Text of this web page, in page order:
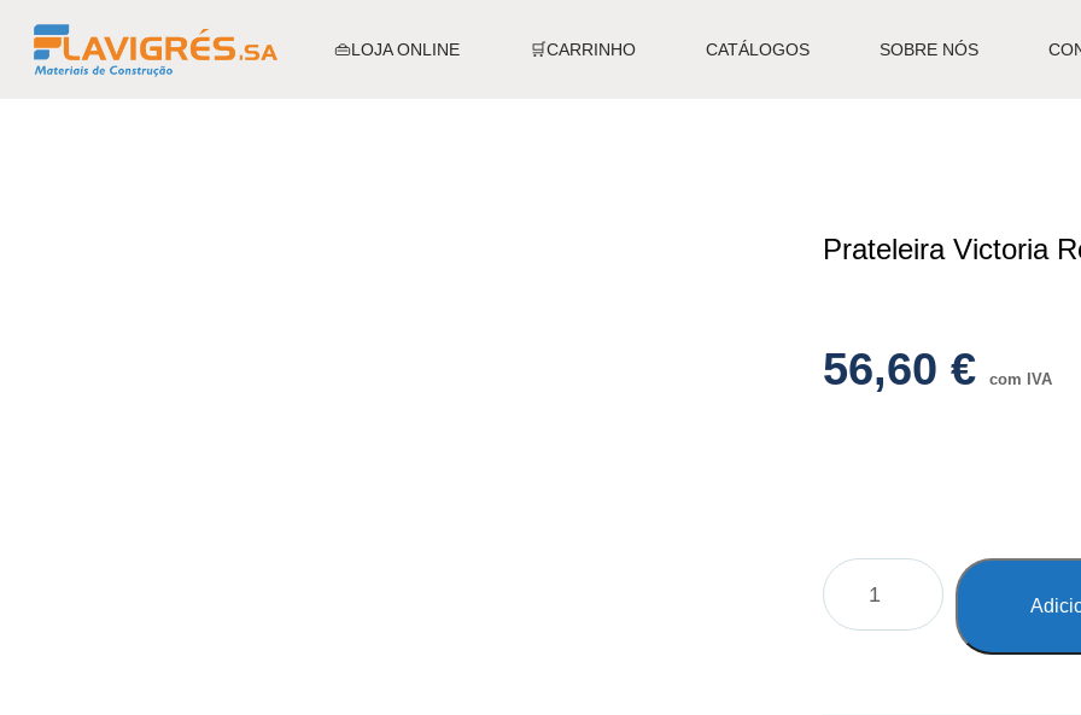
👜LOJA ONLINE 🛒CARRINHO CATÁLOGOS SOBRE NÓS
Prateleira Victoria
56,60 € com IVA